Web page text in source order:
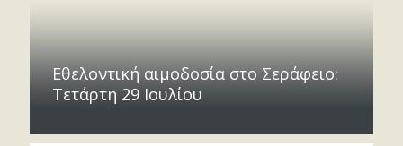
Εθελοντική αιμοδοσία στο Σεράφειο:
Τετάρτη 29 Ιουλίου